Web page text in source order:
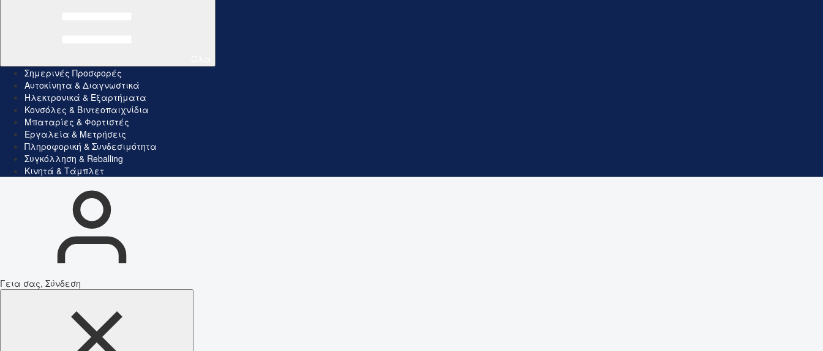
Σημερινές Προσφορές
Αυτοκίνητα & Διαγνωστικά
Ηλεκτρονικά & Εξαρτήματα
Κονσόλες & Βιντεοπαιχνίδια
Μπαταρίες & Φορτιστές
Εργαλεία & Μετρήσεις
Πληροφορική & Συνδεσιμότητα
Συγκόλληση & Reballing
Κινητά & Τάμπλετ
Γεια σας, Σύνδεση